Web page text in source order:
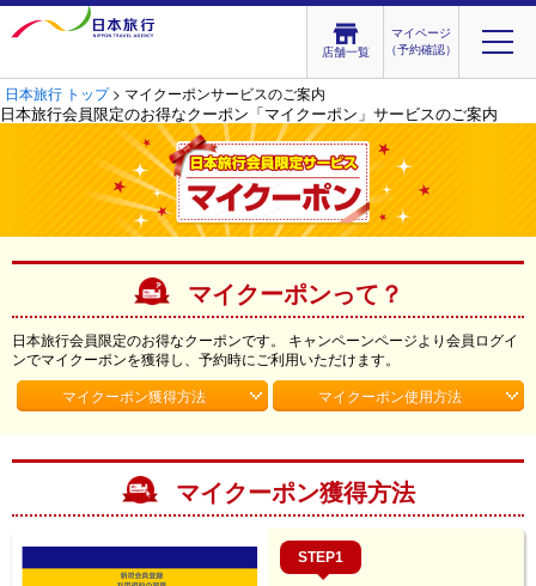
店舗一覧
マイページ
（予約確認）
日本旅行 トップ> マイクーポンサービスのご案内
日本旅行会員限定のお得なクーポン「マイクーポン」サービスのご案内
マイクーポンって？
日本旅行会員限定のお得なクーポンです。
キャンペーンページより会員ログイ
ンでマイクーポンを獲得し、予約時にご利用いただけます。
マイクーポン獲得方法
マイクーポン使用方法
マイクーポン獲得方法
STEP1